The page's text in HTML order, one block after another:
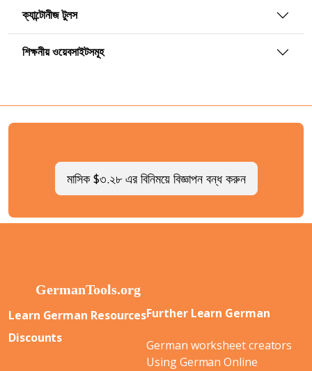
ক্যান্টোনীজ টুলস
শিক্ষনীয় ওয়েবসাইটসমূহ
মাসিক $৩.২৮ এর বিনিময়ে বিজ্ঞাপন বন্ধ করুন
Learn German Resources
Discounts
Further Learn German
German worksheet creators
Using German Online